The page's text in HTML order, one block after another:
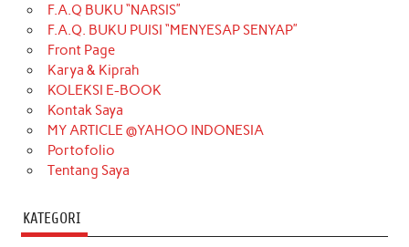
F.A.Q BUKU “NARSIS”
F.A.Q. BUKU PUISI “MENYESAP SENYAP”
Front Page
Karya & Kiprah
KOLEKSI E-BOOK
Kontak Saya
MY ARTICLE @YAHOO INDONESIA
Portofolio
Tentang Saya
KATEGORI